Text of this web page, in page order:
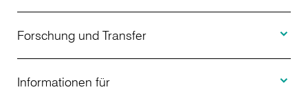
Bewerbung
Studienberatung
Über uns
Aktuelles
Forschung und Transfer
Projekte
Informationen für